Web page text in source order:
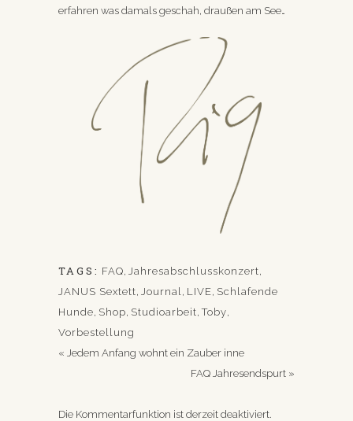
erfahren was damals geschah, draußen am See…
TAGS: FAQ, Jahresabschlusskonzert,
JANUS Sextett, Journal , LIVE, Schlafende
Hunde, Shop, Studioarbeit,Toby,
Vorbestellung
« Jedem Anfang wohnt ein Zauber inne
FAQ Jahresendspurt »
Die Kommentarfunktion ist derzeit deaktiviert.